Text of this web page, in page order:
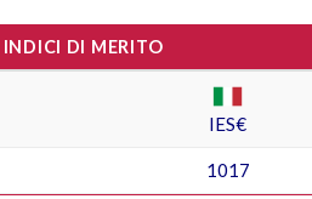
INDICI DI MERITO
IES€
1017